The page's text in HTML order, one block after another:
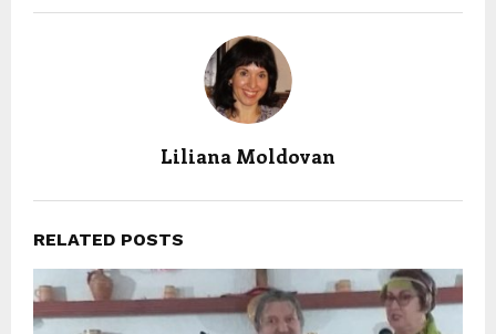
Liliana Moldovan
RELATED POSTS